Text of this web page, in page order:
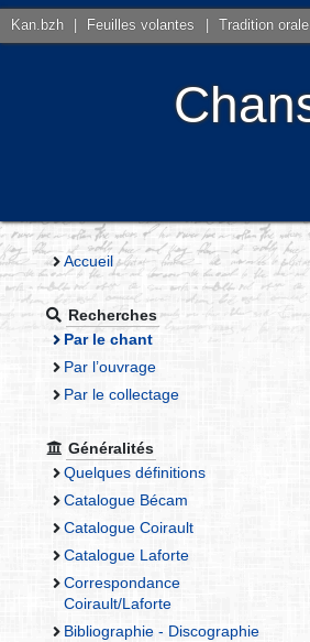
Kan.bzh Feuilles volantes Tradition
Accueil
Recherches
Par le chant
Par l’ouvrage
Par le collectage
Généralités
Quelques définitions
Catalogue Bécam
Catalogue Coirault
Catalogue Laforte
Correspondance
Coirault/Laforte
Bibliographie - Discographie